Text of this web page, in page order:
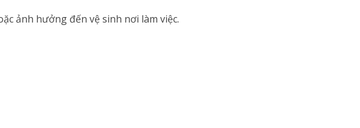
ảnh hưởng đến vệ sinh nơi làm việc.